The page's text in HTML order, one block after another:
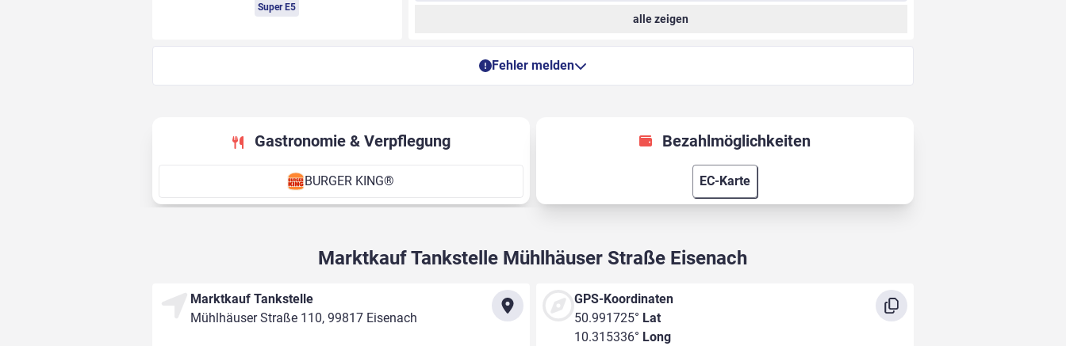
Super E5
alle zeigen
Fehler melden
Gastronomie & Verpflegung
BURGER KING®
Bezahlmöglichkeiten
EC-Karte
Marktkauf Tankstelle Mühlhäuser Straße Eisenach
Marktkauf Tankstelle
Mühlhäuser Straße 110, 99817 Eisenach
GPS-Koordinaten
50.991725° Lat
10.315336° Long